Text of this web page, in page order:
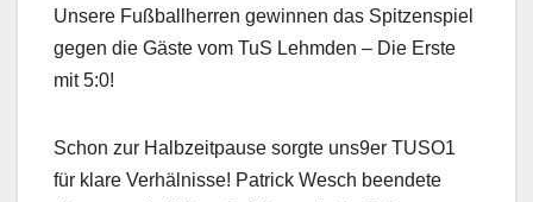
Unsere Fußballherren gewinnen das Spitzenspiel
gegen die Gäste vom TuS Lehmden – Die Erste
mit 5:0!
Schon zur Halbzeitpause sorgte uns9er TUSO1
für klare Verhälnisse! Patrick Wesch beendete